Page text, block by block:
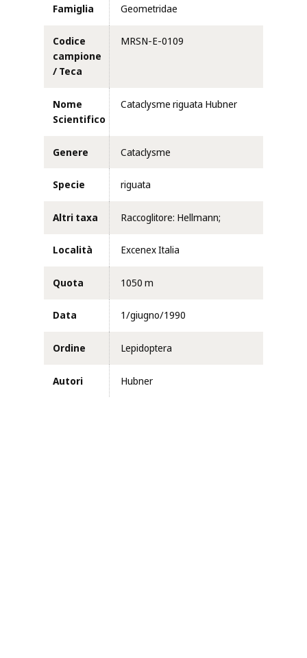
Famiglia Geometridae
Codice
campione
/ Teca
MRSN-E-0109
Nome
Scientifico
Cataclysme riguata Hubner
Genere Cataclysme
Specie riguata
Altri taxa Raccoglitore: Hellmann;
Località Excenex Italia
Quota 1050 m
Data 1/giugno/1990
Ordine Lepidoptera
Autori Hubner